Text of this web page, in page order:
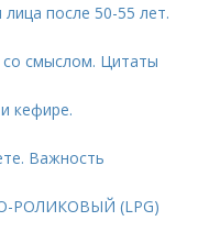
после 50-55 лет.
смыслом. Цитаты
кефире.
Важность
РОЛИКОВЫЙ (LPG)